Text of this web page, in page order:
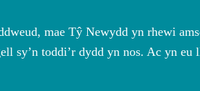
mae Tŷ Newydd yn rhewi
sy’n toddi’r dydd yn nos. Ac yn